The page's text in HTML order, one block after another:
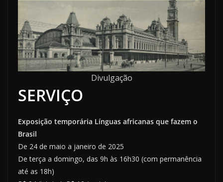
Divulgação
SERVIÇO
Exposição temporária Línguas africanas que fazem o
Brasil
De 24 de maio a janeiro de 2025
De terça a domingo, das 9h às 16h30 (com permanência
até as 18h)